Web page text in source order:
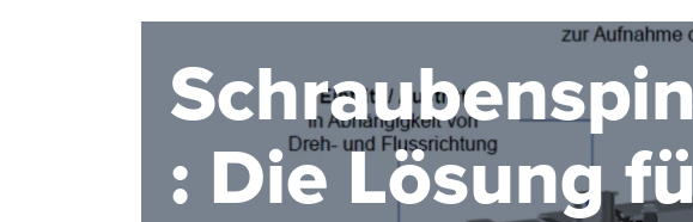
: Die Lösung